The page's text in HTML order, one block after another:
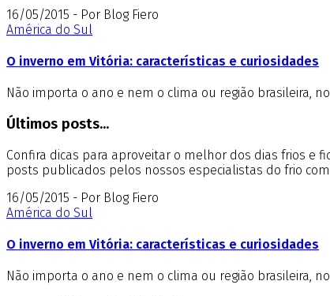
16/05/2015 - Por Blog Fiero
América do Sul
O inverno em Vitória: características e curiosidades
Não importa o ano e nem o clima ou região brasileira,
Últimos posts...
Confira dicas para aproveitar o melhor dos dias frios e
posts publicados pelos nossos especialistas do frio
16/05/2015 - Por Blog Fiero
América do Sul
O inverno em Vitória: características e curiosidades
Não importa o ano e nem o clima ou região brasileira,